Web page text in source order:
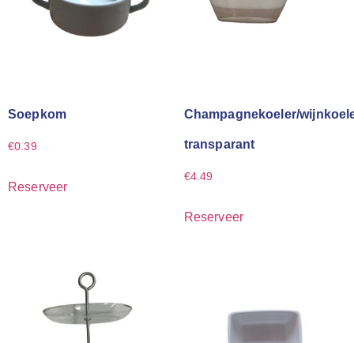
Soepkom
€0.39
Reserveer
Champagnekoeler/
transparant
€4.49
Reserveer